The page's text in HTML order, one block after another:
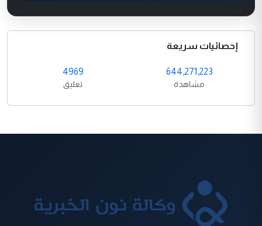
إحصائيات سريعة
644,271,223
مشاهدة
4969
تعليق